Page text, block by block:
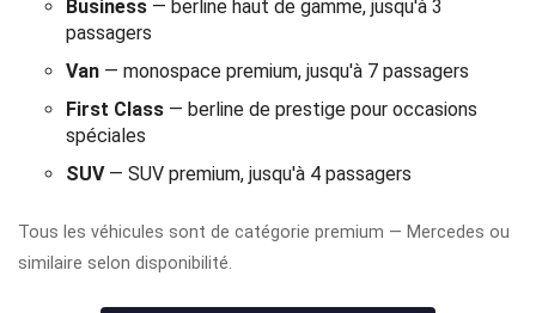
Business — berline haut de gamme, jusqu'à 3
passagers
Van — monospace premium, jusqu'à 7 passagers
First Class — berline de prestige pour occasions
spéciales
SUV— SUV premium, jusqu'à 4 passagers
Tous les véhicules sont de catégorie premium — Mercedes ou
similaire selon disponibilité.